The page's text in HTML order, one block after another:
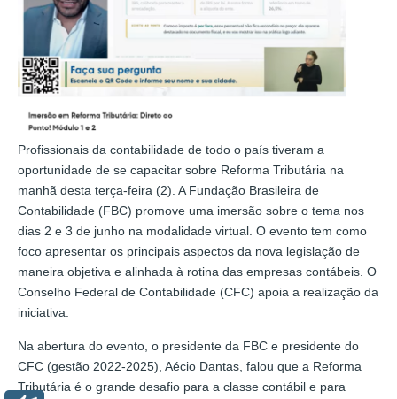
Profissionais da contabilidade de todo o país tiveram a
oportunidade de se capacitar sobre Reforma Tributária na
manhã desta terça-feira (2). A Fundação Brasileira de
Contabilidade (FBC) promove uma imersão sobre o tema nos
dias 2 e 3 de junho na modalidade virtual. O evento tem como
foco apresentar os principais aspectos da nova legislação de
maneira objetiva e alinhada à rotina das empresas contábeis. O
Conselho Federal de Contabilidade (CFC) apoia a realização da
iniciativa.
Na abertura do evento, o presidente da FBC e presidente do
CFC (gestão 2022-2025), Aécio Dantas, falou que a Reforma
Tributária é o grande desafio para a classe contábil e para